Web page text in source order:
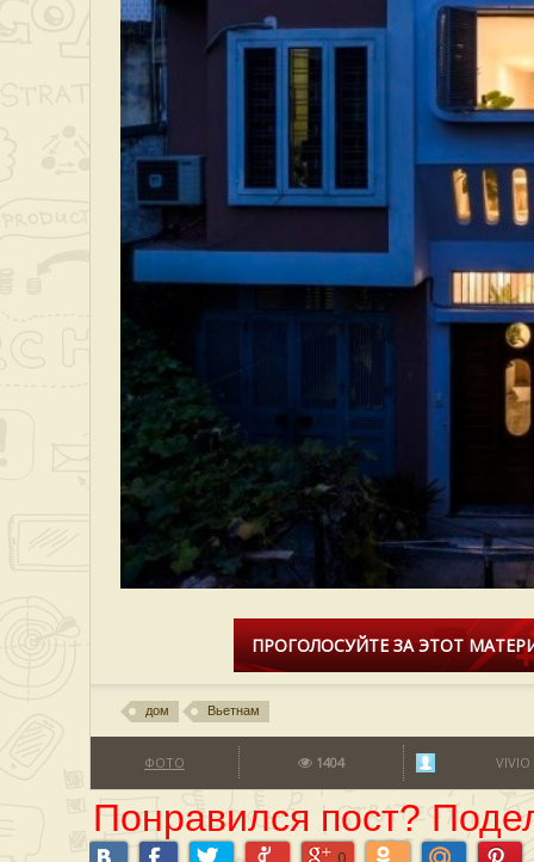
ПРОГОЛОСУЙТЕ ЗА ЭТОТ
дом Вьетнам
ФОТО 1404 VIVIO
Понравился пост?
0